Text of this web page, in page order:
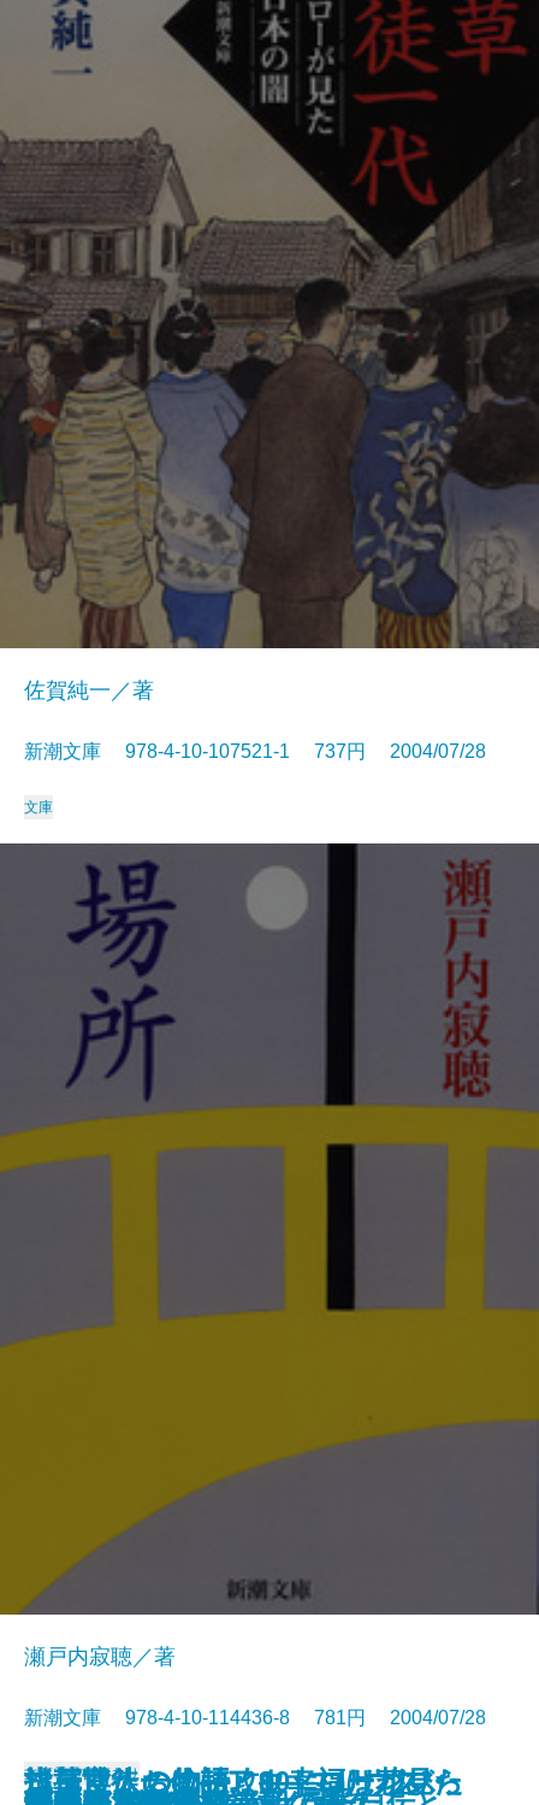
ローマ人の物語 8―ユリウス・
ローマ人の物語 9―ユリウス・
ローマ人の物語 10―ユリウス・
浅草博徒一代―アウトローが見た
佐賀純一／著
新潮文庫 978-4-10-107521-1 737円 2004/07/28
文庫
瀬戸内寂聴／著
新潮文庫 978-4-10-114436-8 781円 2004/07/28
文庫電子書籍あり
指揮官たちの特攻―幸福は花びら